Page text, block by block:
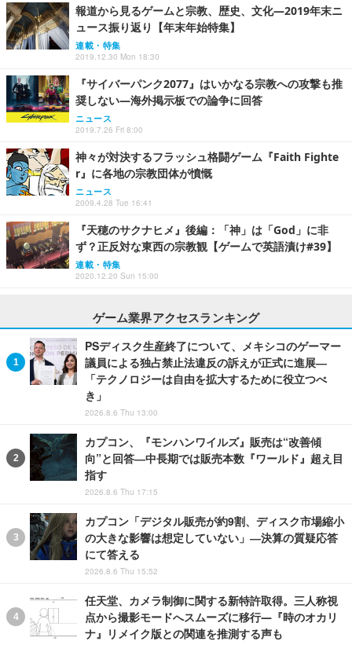
報道から見るゲームと宗教、歴史、文化―2019年末ニ
ュース振り返り【年末年始特集】
連載・特集
2019.12.30 Mon 18:30
『サイバーパンク2077』はいかなる宗教への攻撃も推
奨しない―海外掲示板での論争に回答
ニュース
2019.7.26 Fri 8:00
神々が対決するフラッシュ格闘ゲーム『Faith Fighte
r』に各地の宗教団体が憤慨
ニュース
2009.4.28 Tue 16:41
『天穂のサクナヒメ』後編：「神」は「God」に非
ず？正反対な東西の宗教観【ゲームで英語漬け#39】
連載・特集
2020.12.20 Sun 15:00
ゲーム業界アクセスランキング
PSディスク生産終了について、メキシコのゲーマー
議員による独占禁止法違反の訴えが正式に進展―
「テクノロジーは自由を拡大するために役立つべ
き」
2026.8.6 Thu 13:00
カプコン、『モンハンワイルズ』販売は“改善傾
向”と回答―中長期では販売本数『ワールド』超え目
指す
2026.8.6 Thu 17:15
カプコン「デジタル販売が約9割、ディスク市場縮小
の大きな影響は想定していない」―決算の質疑応答
にて答える
2026.8.6 Thu 15:52
任天堂、カメラ制御に関する新特許取得。三人称視
点から撮影モードへスムーズに移行―『時のオカリ
ナ』リメイク版との関連を推測する声も